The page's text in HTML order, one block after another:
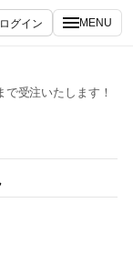
ログイン MENU
受注いたします！